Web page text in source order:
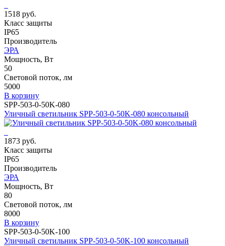
1518 руб.
Класс защиты
IP65
Производитель
ЭРА
Мощность, Вт
50
Световой поток, лм
5000
В корзину
SPP-503-0-50K-080
Уличный светильник SPP-503-0-50K-080 консольный
1873 руб.
Класс защиты
IP65
Производитель
ЭРА
Мощность, Вт
80
Световой поток, лм
8000
В корзину
SPP-503-0-50K-100
Уличный светильник SPP-503-0-50K-100 консольный